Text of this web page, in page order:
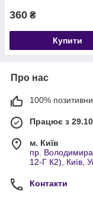
360 ₴
Купити
Про нас
100%
Працює з
м. Київ
пр. Володимира
12-Г К2), Київ,
Контакти